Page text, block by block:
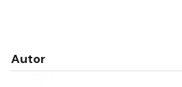
Autor